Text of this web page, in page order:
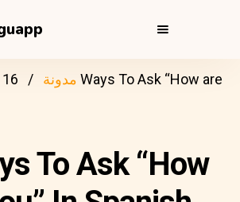
مدونة
16 Ways To Ask “How are
To Ask “How